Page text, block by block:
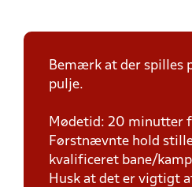
Bemærk at der spilles
pulje.
Mødetid: 20 minutter
Førstnævnte hold
kvalificeret bane/
Husk at det er vigtigt